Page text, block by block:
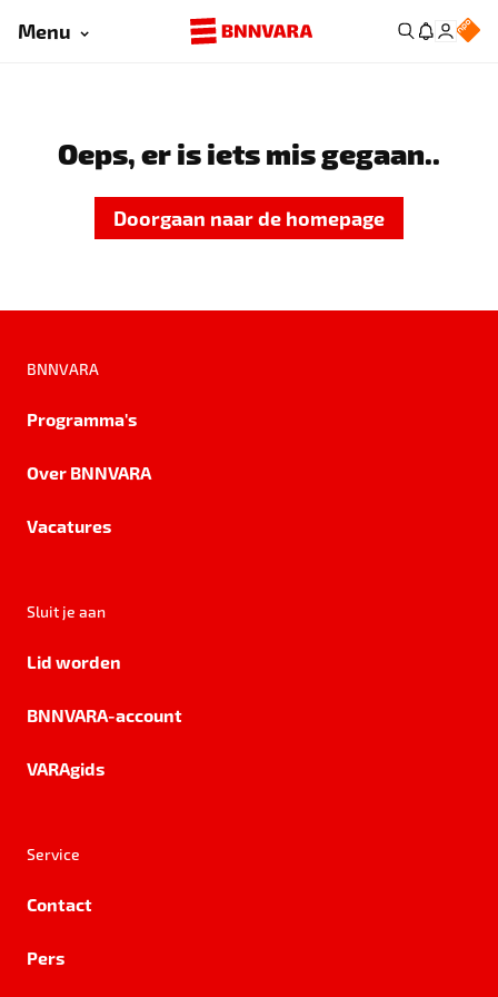
Menu
Oeps, er is iets mis gegaan..
Doorgaan naar de homepage
BNNVARA
Programma's
Over BNNVARA
Vacatures
Sluit je aan
Lid worden
BNNVARA-account
VARAgids
Service
Contact
Pers